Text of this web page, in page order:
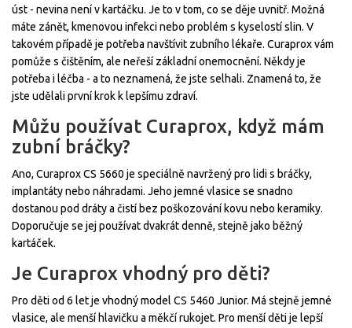
úst - nevina není v kartáčku. Je to v tom, co se děje uvnitř. Možná
máte zánět, kmenovou infekci nebo problém s kyselostí slin. V
takovém případě je potřeba navštívit zubního lékaře. Curaprox vám
pomůže s čištěním, ale neřeší základní onemocnění. Někdy je
potřeba i léčba - a to neznamená, že jste selhali. Znamená to, že
jste udělali první krok k lepšímu zdraví.
Můžu používat Curaprox, když mám
zubní bráčky?
Ano, Curaprox CS 5660 je speciálně navržený pro lidi s bráčky,
implantáty nebo náhradami. Jeho jemné vlasice se snadno
dostanou pod dráty a čistí bez poškozování kovu nebo keramiky.
Doporučuje se jej používat dvakrát denně, stejně jako běžný
kartáček.
Je Curaprox vhodný pro děti?
Pro děti od 6 let je vhodný model CS 5460 Junior. Má stejně jemné
vlasice, ale menší hlavičku a měkčí rukojet. Pro menší děti je lepší